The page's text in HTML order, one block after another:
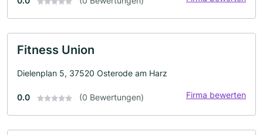
Fitness Union
Dielenplan 5, 37520 Osterode am Harz
0.0 (0 Bewertungen) Firma bewerten